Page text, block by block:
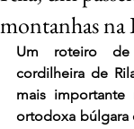
montanhas na
Um roteiro
cordilheira de
mais
ortodoxa búlgara